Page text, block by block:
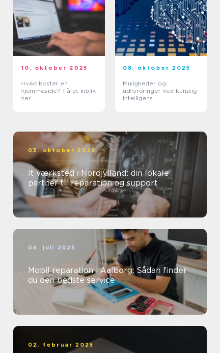
10. oktober 2025
Hvad koster en
hjemmeside? Få et inblik
her
08. oktober 2025
Muligheder og
udfordringer ved kunstig
intelligens
03. oktober 2025
It værksted i Nordjylland: din lokale
partner til reparation og support
04. juli 2025
Mobil reparation i Aalborg: Sådan finder
du den bedste service
02. februar 2025